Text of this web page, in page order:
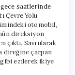
İkiye
Katlandı,
Yaralılar
Kurtarıldı
için
saatlerinde
Çevre Yolu
otomobil,
direksiyon
çıktı. Savrularak
direğine çarpan
ezilerek ikiye